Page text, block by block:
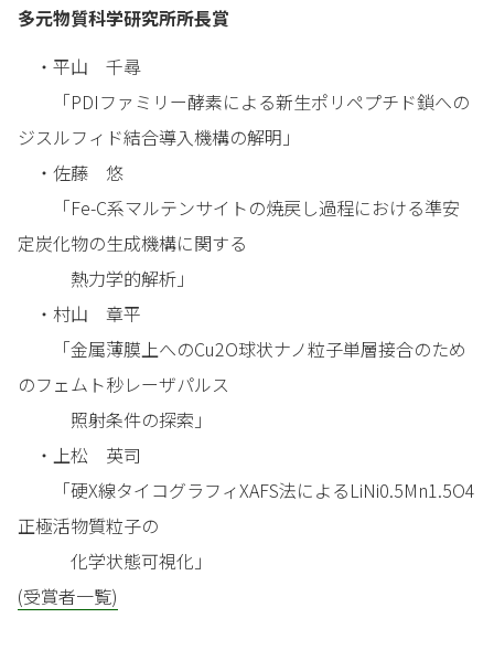
多元物質科学研究所所長賞
・平山 千尋
「PDIファミリー酵素による新生ポリペプチド鎖への
ジスルフィド結合導入機構の解明」
・佐藤 悠
「Fe-C系マルテンサイトの焼戻し過程における準安
定炭化物の生成機構に関する
熱力学的解析」
・村山 章平
「金属薄膜上へのCu2O球状ナノ粒子単層接合のため
のフェムト秒レーザパルス
照射条件の探索」
・上松 英司
「硬X線タイコグラフィXAFS法によるLiNi0.5Mn1.5O4
正極活物質粒子の
化学状態可視化」
(受賞者一覧)